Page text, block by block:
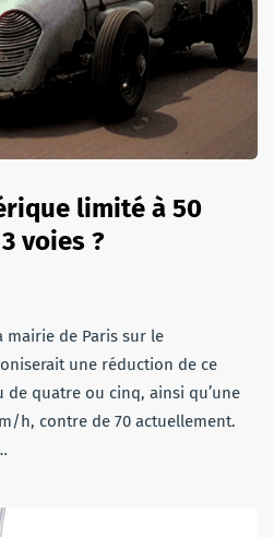
limité à 50
voies ?
mairie de Paris sur le
une réduction de ce
quatre ou cinq, ainsi qu’une
h, contre de 70 actuellement.